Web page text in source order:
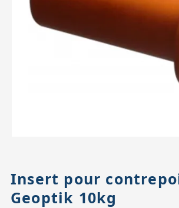
Accessoires pour montures
Pièces détachées
Insert pour
Geoptik 10kg